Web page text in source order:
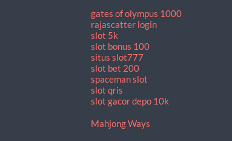
gates of olympus 1000
rajascatter login
slot 5k
slot bonus 100
situs slot777
slot bet 200
spaceman slot
slot qris
slot gacor depo 10k
Mahjong Ways